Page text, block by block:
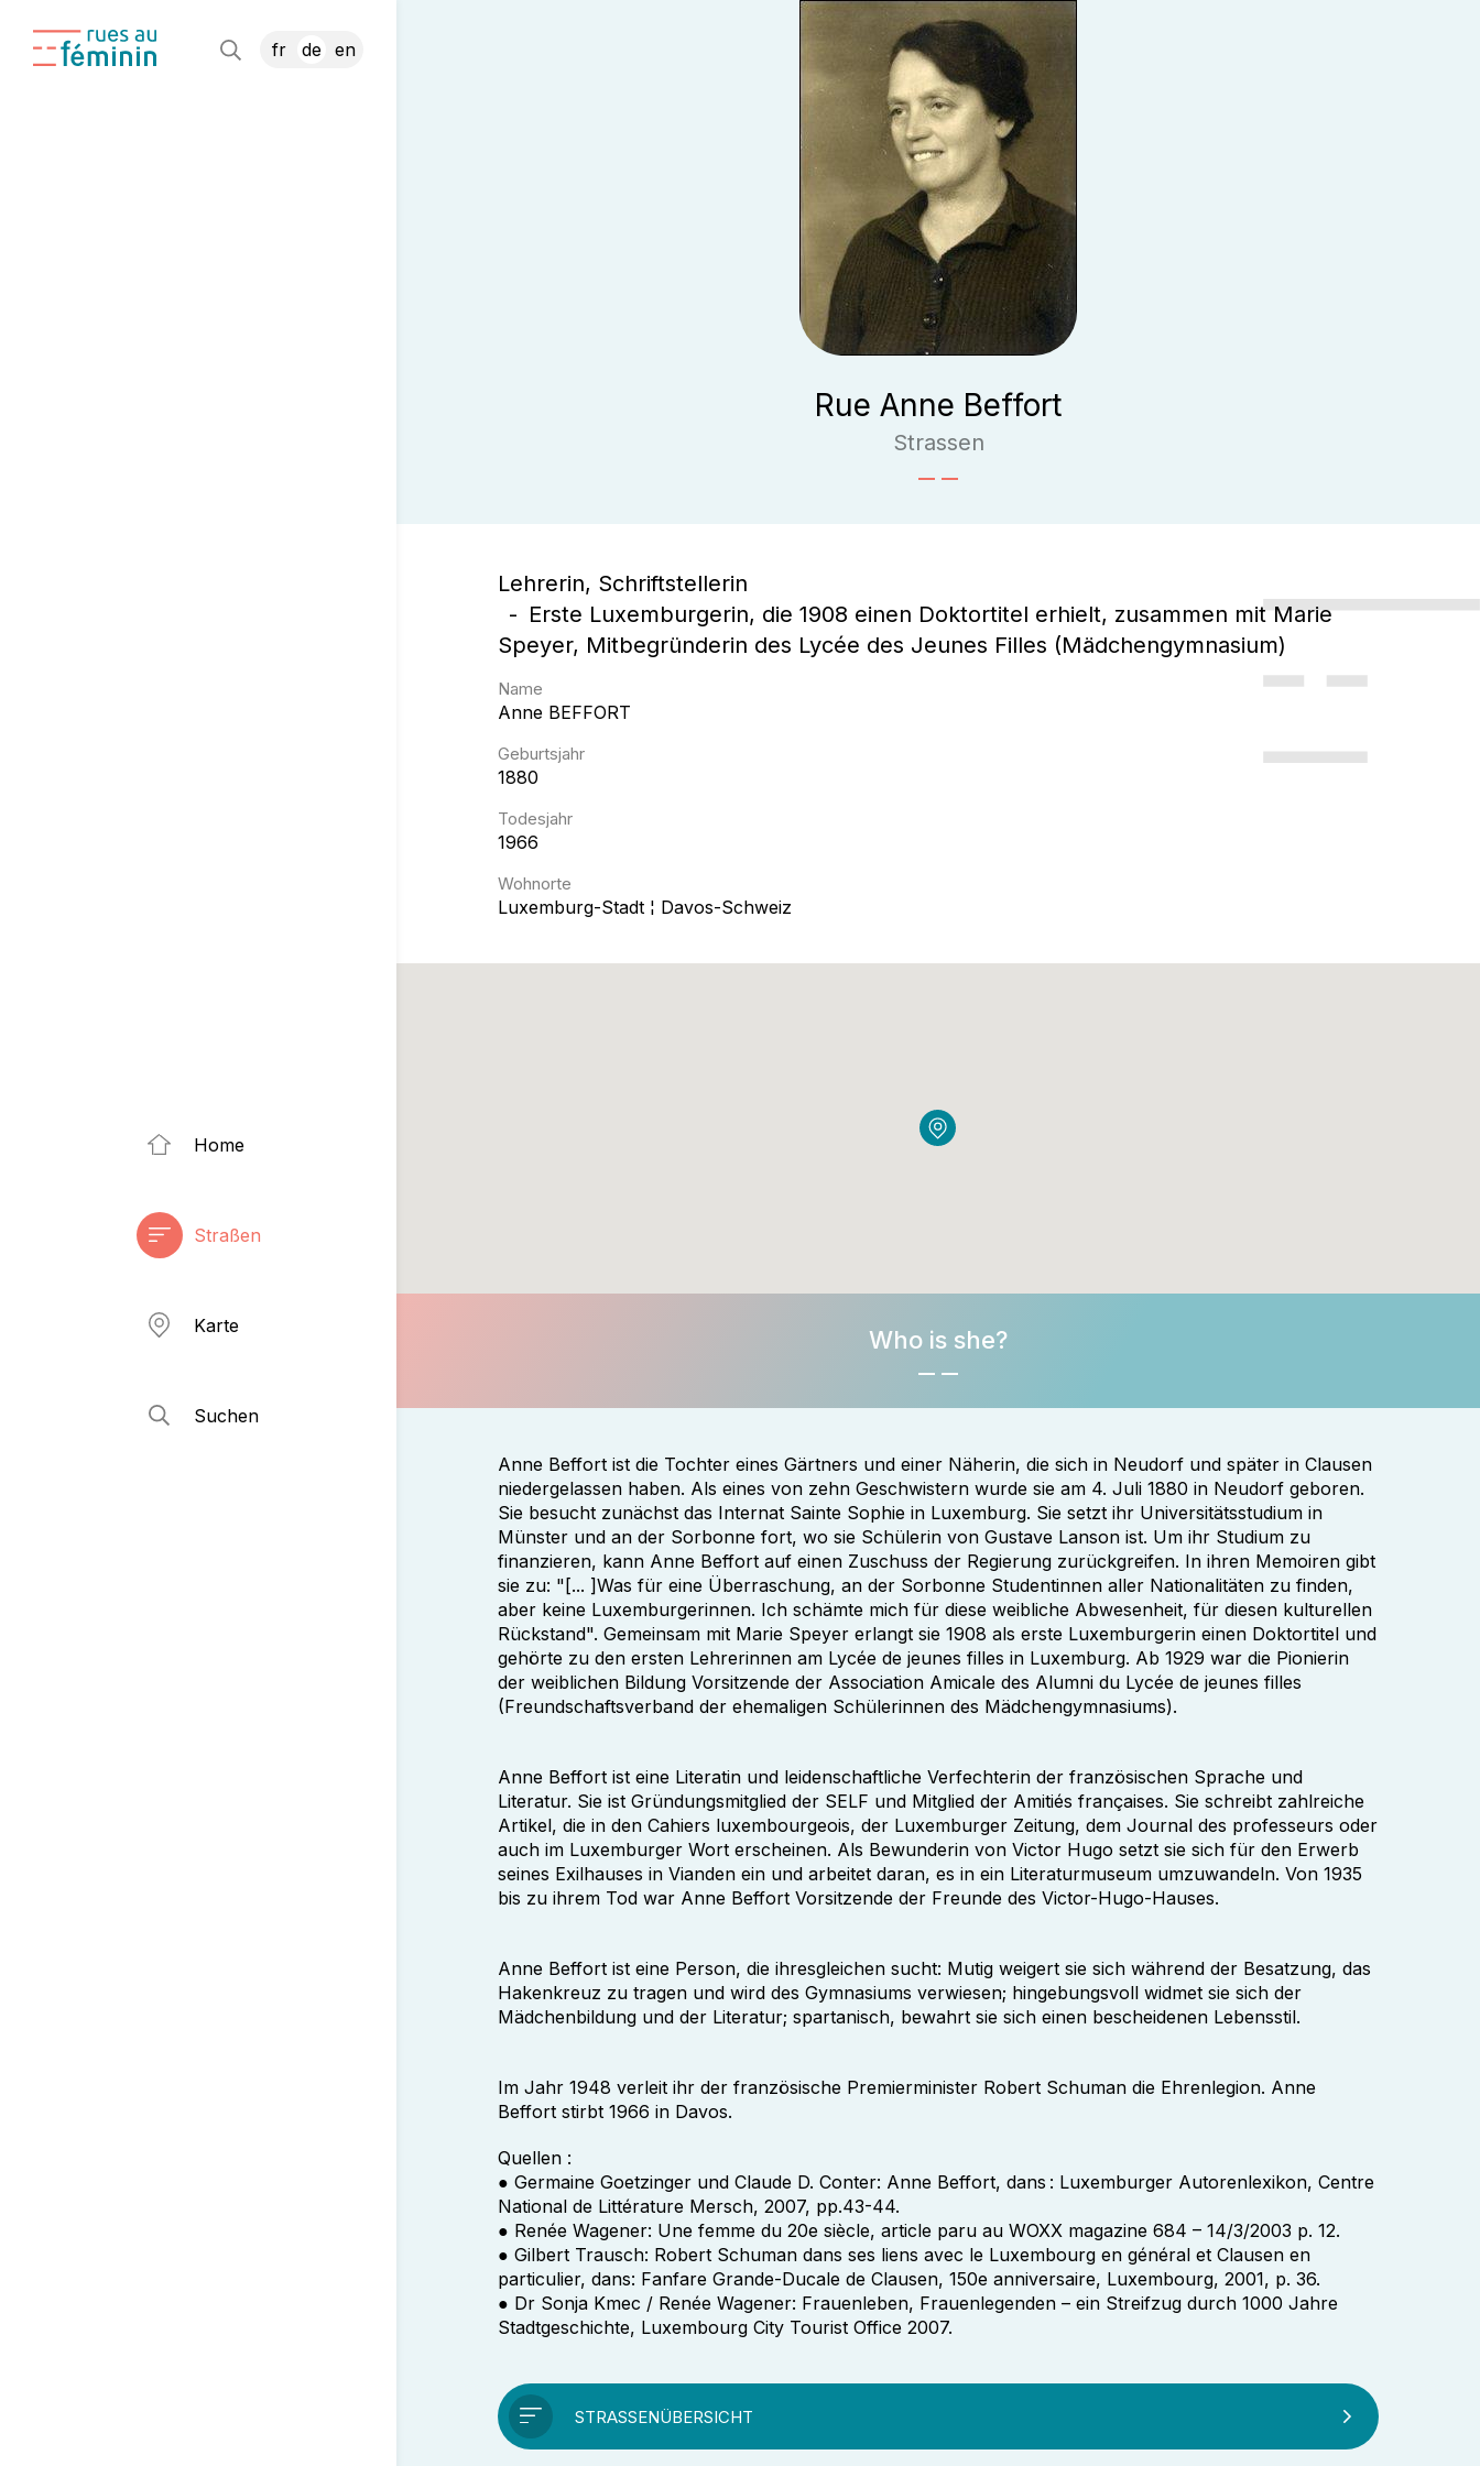
fr de en
Home
Straßen
Karte
Suchen
Rue Anne Beffort
Strassen
Lehrerin, Schriftstellerin
Erste Luxemburgerin, die 1908 einen Doktortitel erhielt, zusammen mit Marie
Speyer, Mitbegründerin des Lycée des Jeunes Filles (Mädchengymnasium)
Name
Anne BEFFORT
Geburtsjahr
1880
Todesjahr
1966
Wohnorte
Luxemburg-Stadt ¦ Davos-Schweiz
Who is she?
Anne Beffort ist die Tochter eines Gärtners und einer Näherin, die sich in Neudorf und später in Clausen
niedergelassen haben. Als eines von zehn Geschwistern wurde sie am 4. Juli 1880 in Neudorf geboren.
Sie besucht zunächst das Internat Sainte Sophie in Luxemburg. Sie setzt ihr Universitätsstudium in
Münster und an der Sorbonne fort, wo sie Schülerin von Gustave Lanson ist. Um ihr Studium zu
finanzieren, kann Anne Beffort auf einen Zuschuss der Regierung zurückgreifen. In ihren Memoiren gibt
sie zu: "[... ]Was für eine Überraschung, an der Sorbonne Studentinnen aller Nationalitäten zu finden,
aber keine Luxemburgerinnen. Ich schämte mich für diese weibliche Abwesenheit, für diesen kulturellen
Rückstand". Gemeinsam mit Marie Speyer erlangt sie 1908 als erste Luxemburgerin einen Doktortitel und
gehörte zu den ersten Lehrerinnen am Lycée de jeunes filles in Luxemburg. Ab 1929 war die Pionierin
der weiblichen Bildung Vorsitzende der Association Amicale des Alumni du Lycée de jeunes filles
(Freundschaftsverband der ehemaligen Schülerinnen des Mädchengymnasiums).
Anne Beffort ist eine Literatin und leidenschaftliche Verfechterin der französischen Sprache und
Literatur. Sie ist Gründungsmitglied der SELF und Mitglied der Amitiés françaises. Sie schreibt zahlreiche
Artikel, die in den Cahiers luxembourgeois, der Luxemburger Zeitung, dem Journal des professeurs oder
auch im Luxemburger Wort erscheinen. Als Bewunderin von Victor Hugo setzt sie sich für den Erwerb
seines Exilhauses in Vianden ein und arbeitet daran, es in ein Literaturmuseum umzuwandeln. Von 1935
bis zu ihrem Tod war Anne Beffort Vorsitzende der Freunde des Victor-Hugo-Hauses.
Anne Beffort ist eine Person, die ihresgleichen sucht: Mutig weigert sie sich während der Besatzung, das
Hakenkreuz zu tragen und wird des Gymnasiums verwiesen; hingebungsvoll widmet sie sich der
Mädchenbildung und der Literatur; spartanisch, bewahrt sie sich einen bescheidenen Lebensstil.
Im Jahr 1948 verleit ihr der französische Premierminister Robert Schuman die Ehrenlegion. Anne
Beffort stirbt 1966 in Davos.
Quellen :
● Germaine Goetzinger und Claude D. Conter: Anne Beffort, dans : Luxemburger Autorenlexikon, Centre
National de Littérature Mersch, 2007, pp.43-44.
● Renée Wagener: Une femme du 20e siècle, article paru au WOXX magazine 684 – 14/3/2003 p. 12.
● Gilbert Trausch: Robert Schuman dans ses liens avec le Luxembourg en général et Clausen en
particulier, dans: Fanfare Grande-Ducale de Clausen, 150e anniversaire, Luxembourg, 2001, p. 36.
● Dr Sonja Kmec / Renée Wagener: Frauenleben, Frauenlegenden – ein Streifzug durch 1000 Jahre
Stadtgeschichte, Luxembourg City Tourist Office 2007.
STRASSENÜBERSICHT